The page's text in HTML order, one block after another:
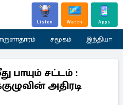
Listen Watch Apps
சமூகம் இந்தியா
பாயும் சட்டம் :
அதிரடி